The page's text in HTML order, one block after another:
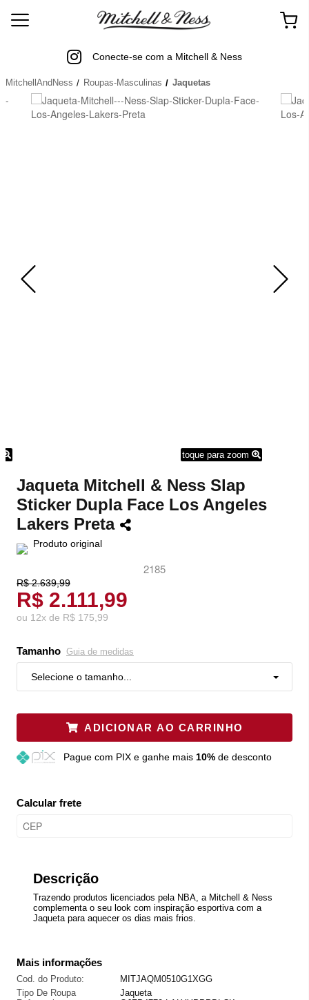
Conecte-se com a Mitchell & Ness
MitchellAndNess Roupas-Masculinas Jaquetas
toque para zoom
Jaqueta Mitchell & Ness Slap
Sticker Dupla Face Los Angeles
Lakers Preta
Produto original
2185
R$ 2.639,99
R$ 2.111,99
ou 12x de R$ 175,99
Tamanho Guia de medidas
Selecione o tamanho...
ADICIONAR AO CARRINHO
Pague com PIX e ganhe mais 10%de desconto
Calcular frete
Descrição
Trazendo produtos licenciados pela NBA, a Mitchell & Ness
complementa o seu look com inspiração esportiva com a
Jaqueta para aquecer os dias mais frios.
Mais informações
Cod. do Produto:
MITJAQM0510G1XGG
Tipo De Roupa
Jaqueta